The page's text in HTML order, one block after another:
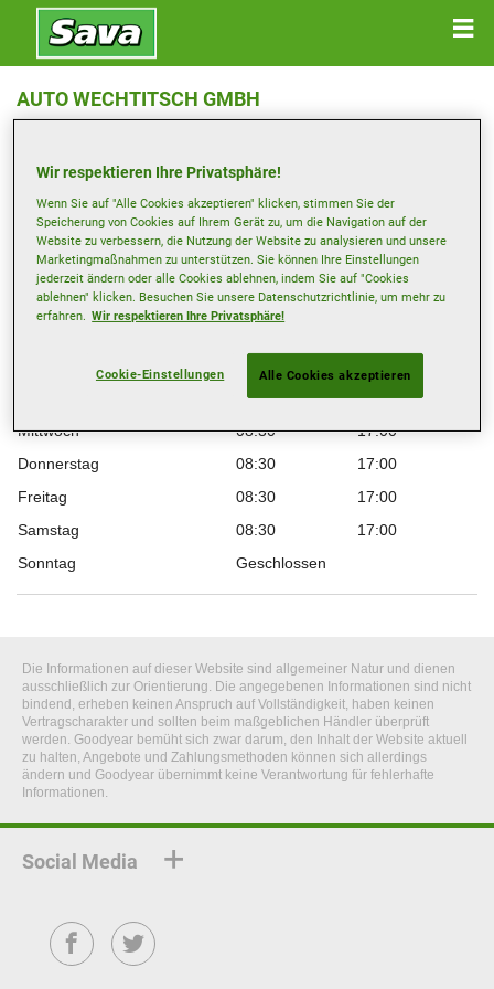
AUTO WECHTITSCH GMBH
Telefonnummer anzeigen
e.wechtitsch@wechtitsch.com
Öffnungszeiten
08:30
17:00
Mittwoch
08:30
17:00
Donnerstag
08:30
17:00
Freitag
08:30
17:00
Samstag
08:30
17:00
Sonntag
Geschlossen
Die Informationen auf dieser Website sind allgemeiner Natur und dienen
ausschließlich zur Orientierung. Die angegebenen Informationen sind nicht
bindend, erheben keinen Anspruch auf Vollständigkeit, haben keinen
Vertragscharakter und sollten beim maßgeblichen Händler überprüft
werden. Goodyear bemüht sich zwar darum, den Inhalt der Website aktuell
zu halten, Angebote und Zahlungsmethoden können sich allerdings
ändern und Goodyear übernimmt keine Verantwortung für fehlerhafte
Informationen.
Social Media
FacebookTwitter
Wir respektieren Ihre Privatsphäre!
Wenn Sie auf "Alle Cookies akzeptieren" klicken, stimmen Sie der
Speicherung von Cookies auf Ihrem Gerät zu, um die Navigation auf der
Website zu verbessern, die Nutzung der Website zu analysieren und unsere
Marketingmaßnahmen zu unterstützen. Sie können Ihre Einstellungen
jederzeit ändern oder alle Cookies ablehnen, indem Sie auf "Cookies
ablehnen" klicken. Besuchen Sie unsere Datenschutzrichtlinie, um mehr zu
erfahren. Wir respektieren Ihre Privatsphäre!
Cookie-Einstellungen Alle Cookies akzeptieren